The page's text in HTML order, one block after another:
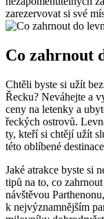
zarezervovat si své
Co zahrnout
Chtěli byste si užít
Řecku? Neváhejte a
ceny na letenky a
řeckých ostrovů.
ty, kteří si chtějí užít
této oblíbené
Jaké atrakce byste si
tipů na to, co
návštěvou
k nejvýznamnějším